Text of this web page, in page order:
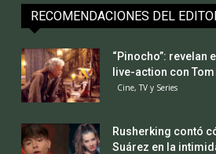
RECOMENDACIONES DEL
“Pinocho”: revelan
live-action con Tom
Cine, TV y Series
Rusherking contó
Suárez en la